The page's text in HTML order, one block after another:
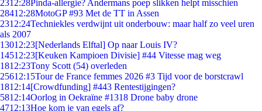
2312:28Pinda-allergie? Andermans poep slikken helpt misschien
28412:28MotoGP #93 Met de TT in Assen
2312:24Techniekles verdwijnt uit onderbouw: maar half zo veel uren
als 2007
13012:23[Nederlands Elftal] Op naar Louis IV?
14512:23[Keuken Kampioen Divisie] #44 Vitesse mag weg
1812:23Tony Scott (54) overleden
25612:15Tour de France femmes 2026 #3 Tijd voor de borstcrawl
1812:14[Crowdfunding] #443 Rentestijgingen?
5812:14Oorlog in Oekraïne #1318 Drone baby drone
4712:13Hoe kom je van egels af?